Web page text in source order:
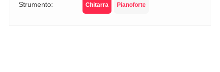
Strumento: Chitarra Pianoforte